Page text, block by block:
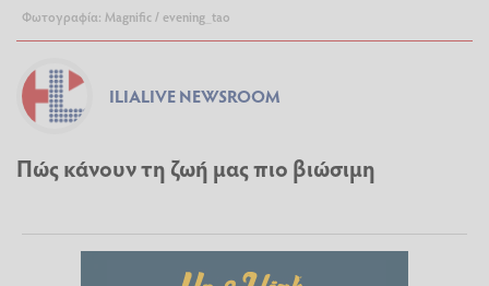
Φωτογραφία: Magnific / evening_tao
ILIALIVE NEWSROOM
Πώς κάνουν τη ζωή μας πιο βιώσιμη